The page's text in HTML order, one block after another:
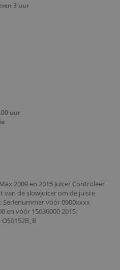
2009 en 2015 Juicer Controleer
van de slowjuicer om de juiste
Serienummer vóór 0900xxxx
en vóór 15030000 2015:
3 uur
uur